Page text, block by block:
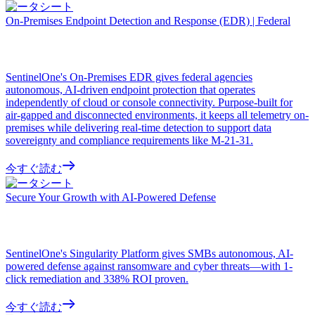
データシート
On-Premises Endpoint Detection and Response (EDR) | Federal
SentinelOne's On-Premises EDR gives federal agencies
autonomous, AI-driven endpoint protection that operates
independently of cloud or console connectivity. Purpose-built for
air-gapped and disconnected environments, it keeps all telemetry on-
premises while delivering real-time detection to support data
sovereignty and compliance requirements like M-21-31.
今すぐ読む
データシート
Secure Your Growth with AI-Powered Defense
SentinelOne's Singularity Platform gives SMBs autonomous, AI-
powered defense against ransomware and cyber threats—with 1-
click remediation and 338% ROI proven.
今すぐ読む